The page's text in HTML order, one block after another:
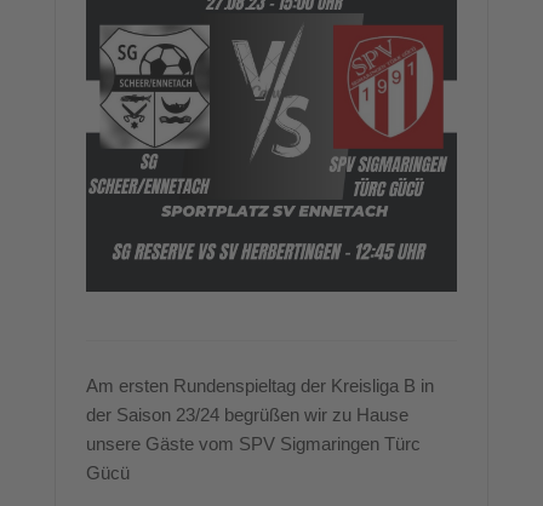
Am ersten Rundenspieltag der Kreisliga B in
der Saison 23/24 begrüßen wir zu Hause
unsere Gäste vom SPV Sigmaringen Türc
Gücü